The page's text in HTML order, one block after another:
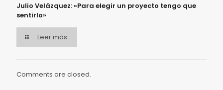
Julio Velázquez: «Para elegir un proyecto tengo que
sentirlo»
Leer más
Comments are closed.